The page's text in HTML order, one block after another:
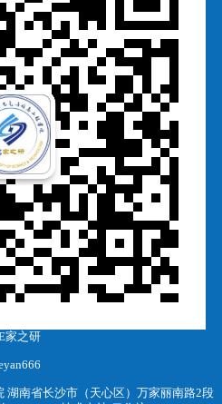
家之研
湖南省长沙市（天心区）万家丽南路2段